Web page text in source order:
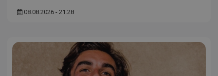
08.08.2026 - 21:28